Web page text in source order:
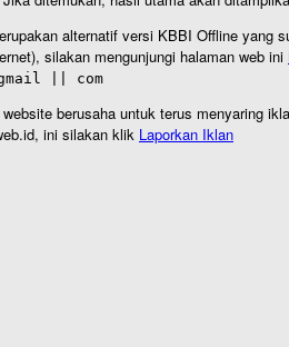
alternatif versi KBBI Offline yang
silakan mengunjungi halaman web ini
|| com
berusaha untuk terus menyaring
ini silakan klik Laporkan Iklan